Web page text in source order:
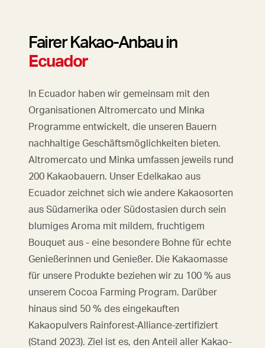
Fairer Kakao-Anbau in
Ecuador
In Ecuador haben wir gemeinsam mit den
Organisationen Altromercato und Minka
Programme entwickelt, die unseren Bauern
nachhaltige Geschäftsmöglichkeiten bieten.
Altromercato und Minka umfassen jeweils rund
200 Kakaobauern. Unser Edelkakao aus
Ecuador zeichnet sich wie andere Kakaosorten
aus Südamerika oder Südostasien durch sein
blumiges Aroma mit mildem, fruchtigem
Bouquet aus - eine besondere Bohne für echte
Genießerinnen und Genießer. Die Kakaomasse
für unsere Produkte beziehen wir zu 100 % aus
unserem Cocoa Farming Program. Darüber
hinaus sind 50 % des eingekauften
Kakaopulvers Rainforest-Alliance-zertifiziert
(Stand 2023). Ziel ist es, den Anteil aller Kakao-